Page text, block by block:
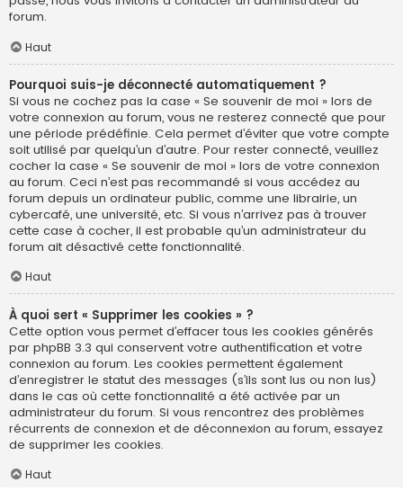
forum.
Haut
Pourquoi suis-je déconnecté automatiquement ?
Si vous ne cochez pas la case « Se souvenir de moi » lors de
votre connexion au forum, vous ne resterez connecté que pour
une période prédéfinie. Cela permet d’éviter que votre compte
soit utilisé par quelqu’un d’autre. Pour rester connecté, veuillez
cocher la case « Se souvenir de moi » lors de votre connexion
au forum. Ceci n’est pas recommandé si vous accédez au
forum depuis un ordinateur public, comme une librairie, un
cybercafé, une université, etc. Si vous n’arrivez pas à trouver
cette case à cocher, il est probable qu’un administrateur du
forum ait désactivé cette fonctionnalité.
Haut
À quoi sert « Supprimer les cookies » ?
Cette option vous permet d’effacer tous les cookies générés
par phpBB 3.3 qui conservent votre authentification et votre
connexion au forum. Les cookies permettent également
d’enregistrer le statut des messages (s’ils sont lus ou non lus)
dans le cas où cette fonctionnalité a été activée par un
administrateur du forum. Si vous rencontrez des problèmes
récurrents de connexion et de déconnexion au forum, essayez
de supprimer les cookies.
Haut